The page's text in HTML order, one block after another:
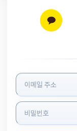
로그인 정보 입력